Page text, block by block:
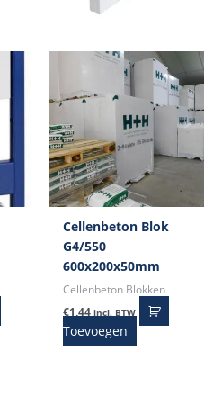
Cellenbeton Blok
G4/550
600x200x50mm
Cellenbeton Blokken
€1,44 incl. BTW
Toevoegen